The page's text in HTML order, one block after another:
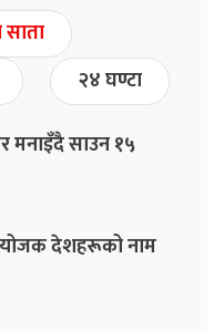
साता
२४ घण्टा
मनाइँदै साउन १५
देशहरूको नाम